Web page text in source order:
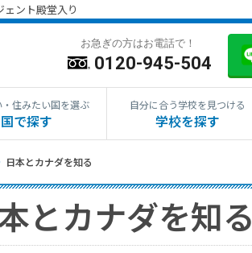
ント殿堂入り
お急ぎの方はお電話で！
0120-945-504
住みたい国を選ぶ
国で探す
自分に合う学校を見つける
学校を探す
日本とカナダを知る
とカナダを知る